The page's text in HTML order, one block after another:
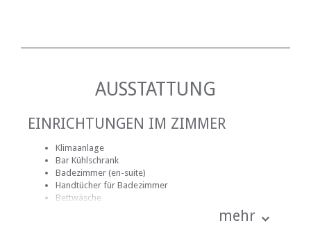
AUSSTATTUNG
EINRICHTUNGEN IM ZIMMER
Klimaanlage
Bar Kühlschrank
Badezimmer (en-suite)
Handtücher für Badezimmer
Bettwäsche
mehr